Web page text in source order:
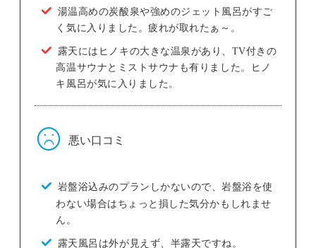
湯温高めの炭酸泉や強めのジェット風呂がすご
く気に入りました。疲れが取れたぁ～。
露天にはヒノキの大きな温泉があり、TV付きの
高温サウナとミストサウナも有りました。ヒノ
キ風呂が気に入りました。
悪い口コミ
岩盤浴込みのプランしかないので、岩盤浴を使
わない場合はちょっと損した気分かもしれませ
ん。
露天風呂は外が見えず、半露天ですね。